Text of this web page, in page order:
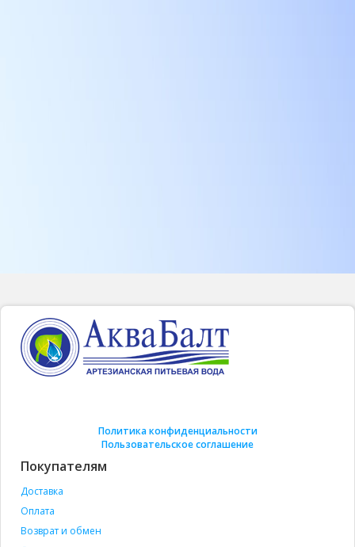
Политика конфиденциальности
Пользовательское соглашение
Покупателям
Доставка
Оплата
Возврат и обмен